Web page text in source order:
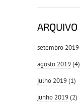
ARQUIVO
setembro 2019
agosto 2019(4)
julho 2019(1)
junho 2019(2)